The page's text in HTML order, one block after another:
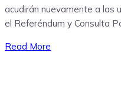
acudirán nuevamente a las
el Referéndum y Consulta
Read More